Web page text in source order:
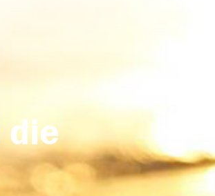
die